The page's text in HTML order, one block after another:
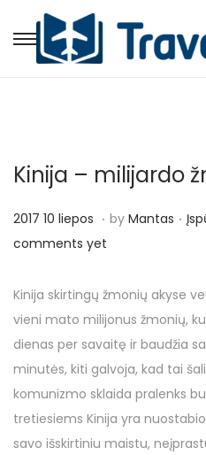
S
o
a
g
a
t
i
o
n
S
o
o
e
n
t
Kinija – milijardo
P
o
t
e
d
o
n
2017 10 liepos 2
0
7
4
r
u
g
s
ė
. by Mantas . P
t
e
d
i
n
comments yet
Kinija skirtingų žmonių akyse
vieni mato milijonus žmonių,
dienas per savaitę ir baudžia
minutės, kiti galvoja, kad tai
komunizmo sklaida pralenks
tretiesiems Kinija yra
savo išskirtiniu maistu,